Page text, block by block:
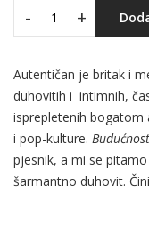
- +
Autentičan je britak i
duhovitih i intimnih,
isprepletenih
i pop-kulture.
pjesnik, a mi se
šarmantno duhovit.